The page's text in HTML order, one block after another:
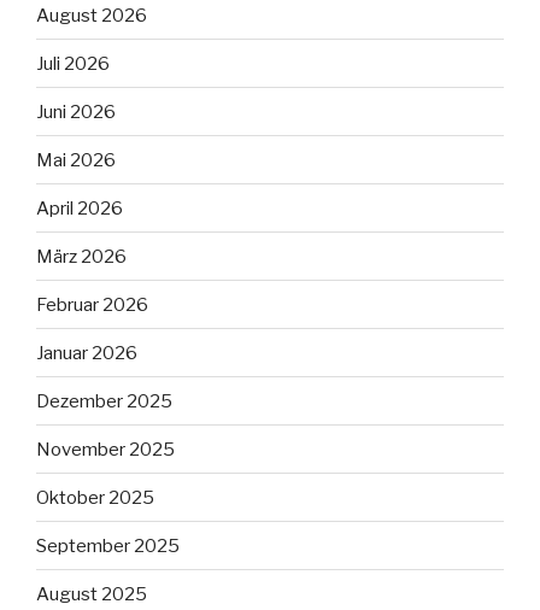
August 2026
Juli 2026
Juni 2026
Mai 2026
April 2026
März 2026
Februar 2026
Januar 2026
Dezember 2025
November 2025
Oktober 2025
September 2025
August 2025